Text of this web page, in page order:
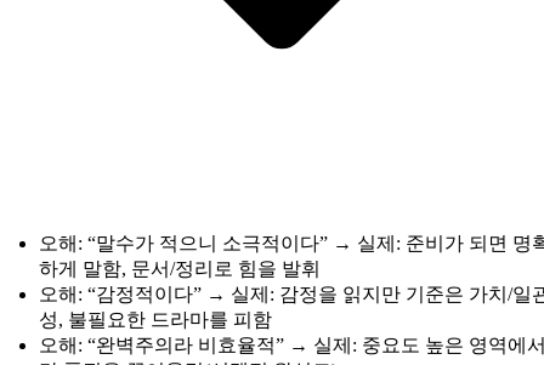
오해: “말수가 적으니 소극적이다” → 실제: 준비가 되면 명
하게 말함, 문서/정리로 힘을 발휘
오해: “감정적이다” → 실제: 감정을 읽지만 기준은 가치/일
성, 불필요한 드라마를 피함
오해: “완벽주의라 비효율적” → 실제: 중요도 높은 영역에